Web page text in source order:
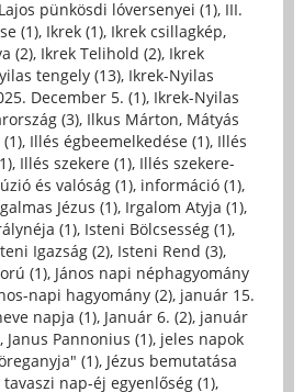
pünkösdi lóversenyei (1), III.
(1), Ikrek (1), Ikrek csillagkép,
(2), Ikrek Telihold (2), Ikrek
tengely (13), Ikrek-Nyilas
December 5. (1), Ikrek-Nyilas
(3), Ilkus Márton, Mátyás
, Illés égbeemelkedése (1), Illés
, Illés szekere (1), Illés szekere-
és valóság (1), információ (1),
Jézus (1), Irgalom Atyja (1),
(1), Isteni Bölcsesség (1),
Igazság (2), Isteni Rend (3),
(1), János napi néphagyomány
napi hagyomány (2), január 15.
napja (1), Január 6. (2), január
, Janus Pannonius (1), jeles napok
(1), Jézus bemutatása
tavaszi nap-éj egyenlőség (1),